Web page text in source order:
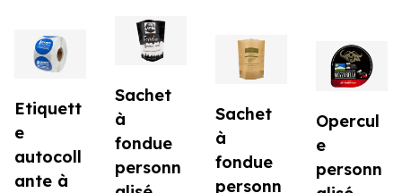
Etiquett
e
autocoll
ante à
Sachet
à
fondue
personn
Sachet
à
fondue
personn
Opercul
e
personn